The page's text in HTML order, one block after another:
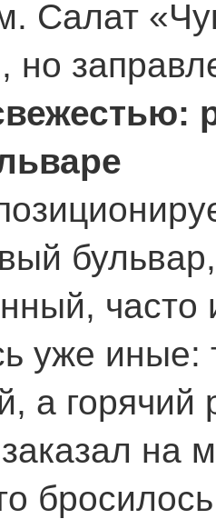
Салат
но
часто
уже иные:
а
на